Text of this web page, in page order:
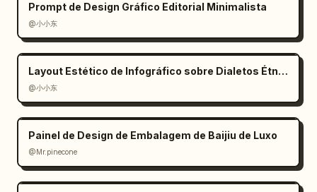
Prompt de Design Gráfico Editorial Minimalista
@小小东
Layout Estético de Infográfico sobre Dialetos Étnicos
@小小东
Painel de Design de Embalagem de Baijiu de Luxo
@Mr.pinecone